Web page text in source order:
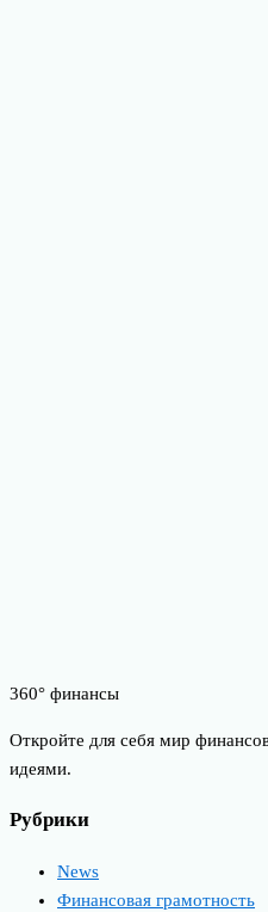
360° финансы
Откройте для себя мир
идеями.
Рубрики
News
Финансовая грамотность